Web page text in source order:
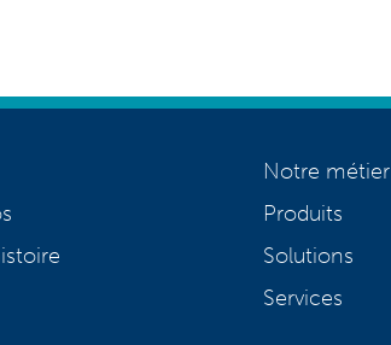
Notre métier
Produits
Solutions
Services